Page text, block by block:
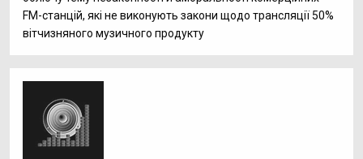
FM-станцій, які не виконують закони щодо трансляції 50%
вітчизняного музичного продукту